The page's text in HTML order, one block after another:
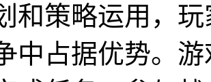
和策略运用，
中占据优势。